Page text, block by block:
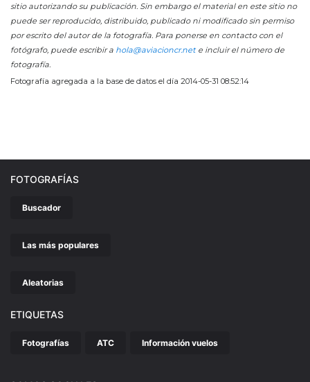
sitio autorizando su publicación. Sin embargo el material en este sitio no
puede ser reproducido, distribuido, publicado ni modificado sin permiso
por escrito del autor de la fotografía. Para ponerse en contacto con el
fotógrafo, puede escribir a hola@aviacioncr.nete incluir el número de
fotografía.
Fotografía agregada a la base de datos el día 2014-05-31 08:52:14
FOTOGRAFÍAS
Buscador
Las más populares
Aleatorias
ETIQUETAS
Fotografías ATC Información vuelos